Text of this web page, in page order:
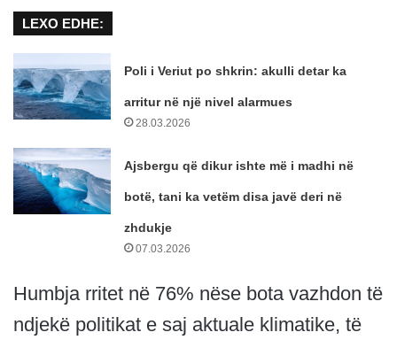
LEXO EDHE:
Poli i Veriut po shkrin: akulli detar ka
arritur në një nivel alarmues
28.03.2026
Ajsbergu që dikur ishte më i madhi në
botë, tani ka vetëm disa javë deri në
zhdukje
07.03.2026
Humbja rritet në 76% nëse bota vazhdon të
ndjekë politikat e saj aktuale klimatike, të